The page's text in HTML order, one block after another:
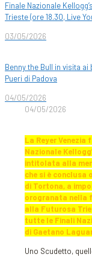
Finale Nazionale
Trieste (ore 18.30, Live
03/05/2026
Benny the Bull in visita
Pueri di Padova
04/05/2026
04/05/2026
La Reyer
Nazionale
intitolata alla
che si è
di Tortona, a
orogranata nella
alla Futurosa
tutte le Finali
di Gaetano
Uno Scudetto,